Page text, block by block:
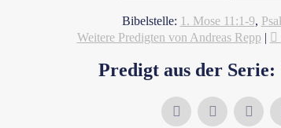
Bibelstelle: 1. Mose 11:1-9,
Weitere Predigten von Andreas Repp |
Predigt aus der Serie: